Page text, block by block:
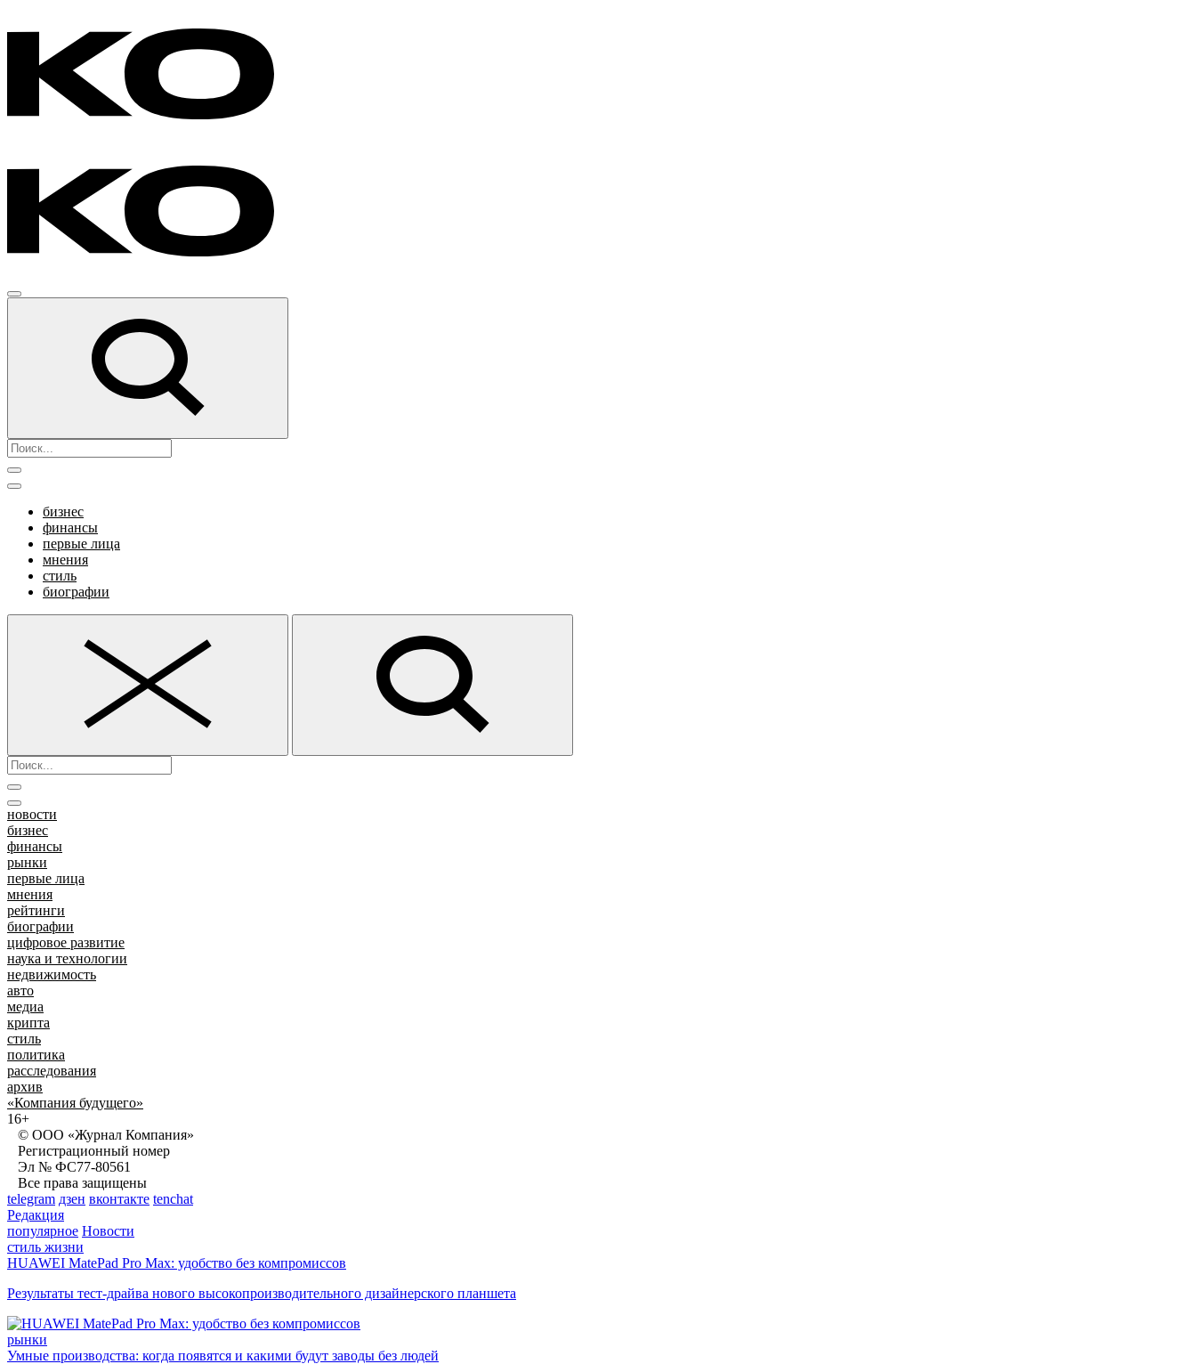
бизнес
финансы
первые лица
мнения
стиль
биографии
новости
бизнес
финансы
рынки
первые лица
мнения
рейтинги
биографии
цифровое развитие
наука и технологии
недвижимость
авто
медиа
крипта
стиль
политика
расследования
архив
«Компания будущего»
16+
© ООО «Журнал Компания»
Регистрационный номер
Эл № ФС77-80561
Все права защищены
telegram дзен вконтакте tenchat
Редакция
популярное Новости
стиль жизни
HUAWEI MatePad Pro Max: удобство без компромиссов
Результаты тест-драйва нового высокопроизводительного дизайнерского планшета
рынки
Умные производства: когда появятся и какими будут заводы без людей